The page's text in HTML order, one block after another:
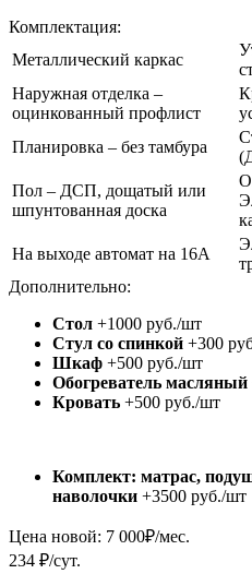
Комплектация:
Металлический каркас
Наружная отделка –
оцинкованный профлист
Планировка – без тамбура
Пол – ДСП, дощатый или
шпунтованная доска
На выходе автомат на 16А
Дополнительно:
Стол +1000 руб./шт
Стул со спинкой +300
Шкаф +500 руб./шт
Обогреватель масляный
Кровать +500 руб./шт
Комплект: матрас,
наволочки +3500 руб./шт
Цена новой: 7 000₽/мес.
234 ₽/сут.